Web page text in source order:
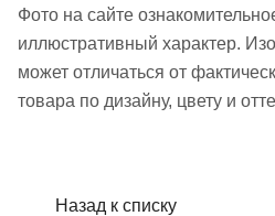
Фото на сайте
иллюстративный характер.
может отличаться от
товара по дизайну, цвету и
Назад к списку